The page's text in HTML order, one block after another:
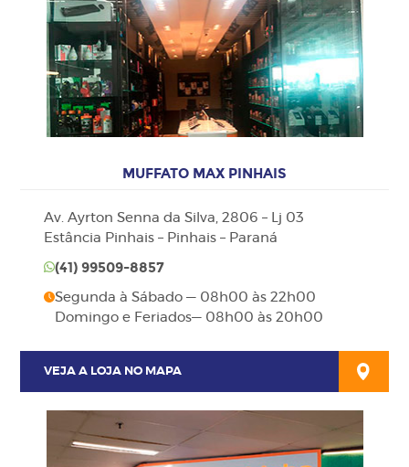
MUFFATO MAX PINHAIS
Av. Ayrton Senna da Silva, 2806 – Lj 03
Estância Pinhais – Pinhais – Paraná
(41)99509-8857
Segunda à Sábado — 08h00 às 22h00
Domingo e Feriados— 08h00 às 20h00
VEJA A LOJA NO MAPA